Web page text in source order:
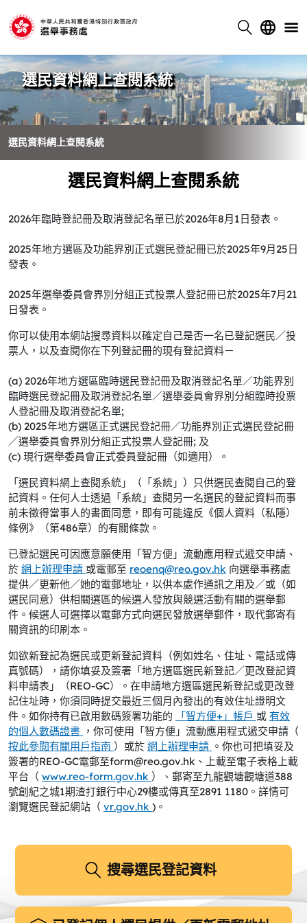
選民資料網上查閱系統
選民資料網上查閱系統
選民資料網上查閱系統
2026年臨時登記冊及取消登記名單已於2026年8月1日發表。
2025年地方選區及功能界別正式選民登記冊已於2025年9月25日
發表。
2025年選舉委員會界別分組正式投票人登記冊已於2025年7月21
日發表。
你可以使用本網站搜尋資料以確定自己是否一名已登記選民／投
票人，以及查閱你在下列登記冊的現有登記資料－
(a) 2026年地方選區臨時選民登記冊及取消登記名單／功能界別
臨時選民登記冊及取消登記名單／選舉委員會界別分組臨時投票
人登記冊及取消登記名單;
(b) 2025年地方選區正式選民登記冊／功能界別正式選民登記冊
／選舉委員會界別分組正式投票人登記冊; 及
(c) 現行選舉委員會正式委員登記冊（如適用）。
「選民資料網上查閱系統」（「系統」）只供選民查閱自己的登
記資料。任何人士透過「系統」查閱另一名選民的登記資料而事
前未徵得當事人的書面同意，即有可能違反《個人資料（私隱）
條例》（第486章）的有關條款。
已登記選民可因應意願使用「智方便」流動應用程式遞交申請、
於 網上辦理申請 或電郵至 reoenq@reo.gov.hk 向選舉事務處
提供／更新他／她的電郵地址，以供本處作通訊之用及／或（如
選民同意）供相關選區的候選人發放與競選活動有關的選舉郵
件。候選人可選擇以電郵方式向選民發放選舉郵件，取代郵寄有
關資訊的印刷本。
如欲新登記為選民或更新登記資料（例如姓名、住址、電話或傳
真號碼），請你填妥及簽署「地方選區選民新登記／更改登記資
料申請表」（REO-GC）。在申請地方選區選民新登記或更改登
記住址時，你須同時提交最近三個月內發出的有效住址證明文
件。如你持有已啟用數碼簽署功能的
「智方便+」帳戶 或 有效
的個人數碼證書 ，你可使用「智方便」流動應用程式遞交申請（
按此參閱有關用戶指南 ）或於 網上辦理申請 。你也可把填妥及
簽署的REO-GC電郵至form@reo.gov.hk、上載至電子表格上載
平台（ www.reo-form.gov.hk ）、郵寄至九龍觀塘觀塘道388
號創紀之城1期渣打銀行中心29樓或傳真至2891 1180。詳情可
瀏覽選民登記網站（ vr.gov.hk )。
搜尋選民登記資料